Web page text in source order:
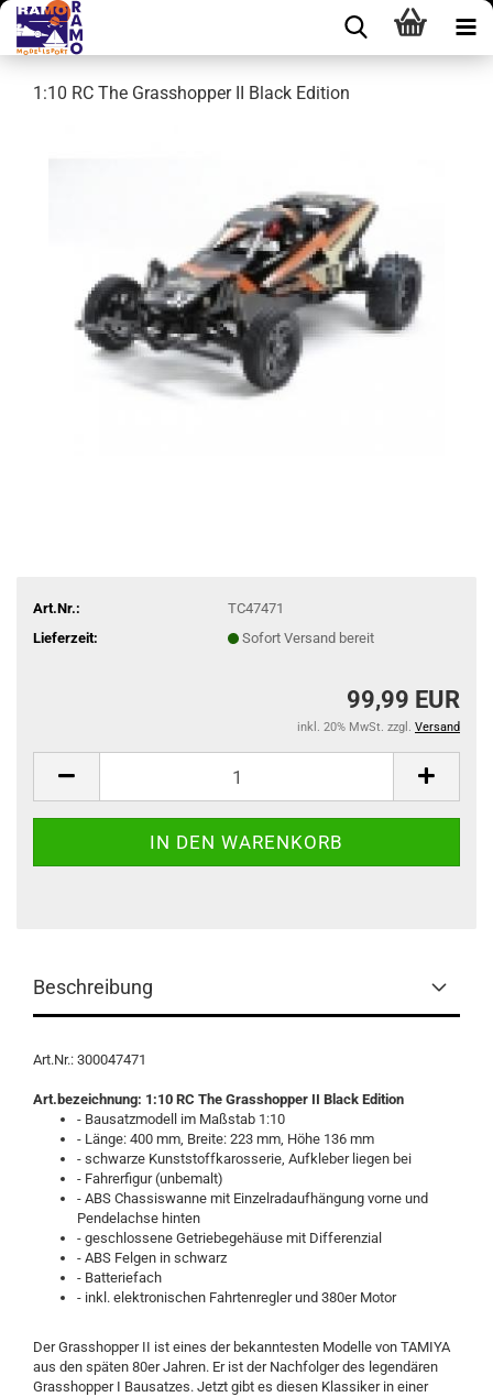
1:10 RC The Grasshopper II Black Edition
Art.Nr.:
TC47471
Lieferzeit:
Sofort Versand bereit
99,99 EUR
inkl. 20% MwSt. zzgl. Versand
Beschreibung
Art.Nr.: 300047471
Art.bezeichnung: 1:10 RC The Grasshopper II Black Edition
- Bausatzmodell im Maßstab 1:10
- Länge: 400 mm, Breite: 223 mm, Höhe 136 mm
- schwarze Kunststoffkarosserie, Aufkleber liegen bei
- Fahrerfigur (unbemalt)
- ABS Chassiswanne mit Einzelradaufhängung vorne und
Pendelachse hinten
- geschlossene Getriebegehäuse mit Differenzial
- ABS Felgen in schwarz
- Batteriefach
- inkl. elektronischen Fahrtenregler und 380er Motor
Der Grasshopper II ist eines der bekanntesten Modelle von TAMIYA
aus den späten 80er Jahren. Er ist der Nachfolger des legendären
Grasshopper I Bausatzes. Jetzt gibt es diesen Klassiker in einer